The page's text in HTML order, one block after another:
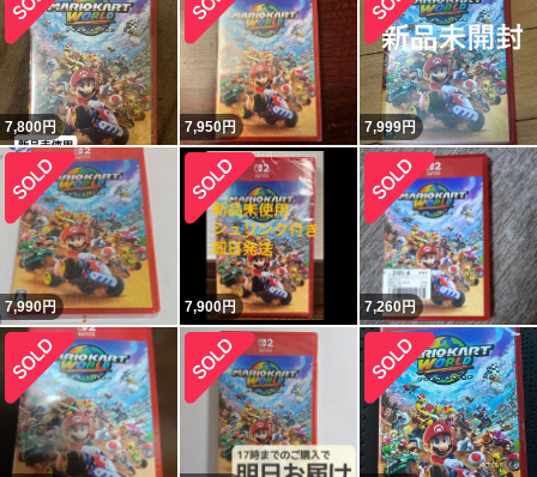
7,800円 7,950円 7,999円
7,990円 7,900円 7,260円